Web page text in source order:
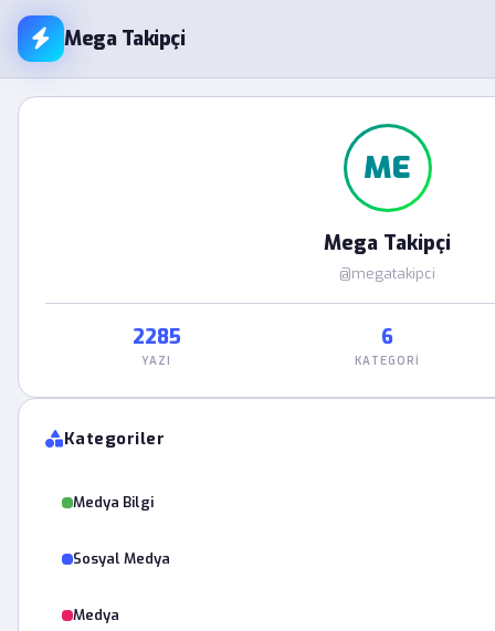
Mega Takipçi
ME
Mega Takipçi
@megatakipci
2285
YAZI
6
KATEGORI
Kategoriler
Medya Bilgi
Sosyal Medya
Medya